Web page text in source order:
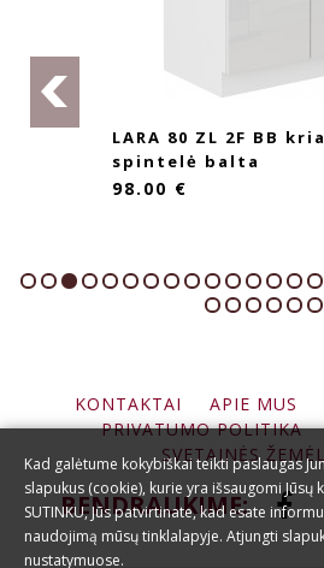
LARA 80 ZL 2F BB
spintelė balta
98.00 €
KONTAKTAI APIE MUS
PRIVATUMO POLITIKA
SVETAINĖS
BENDRAUKIME:
Kad galėtume kokybiškai teikti paslaugas
slapukus (cookie), kurie yra išsaugomi
SUTINKU, Jūs patvirtinate, kad esate
naudojimą mūsų tinklalapyje. Atjungti
nustatymuose.